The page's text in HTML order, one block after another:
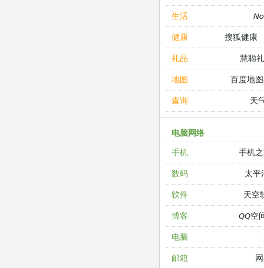
生活
健康 搜狐健康
礼品 慧聪
地图 百度地
查询 天
电脑网络
手机
手机
数码 太平
软件 天空
博客 QQ空
电脑
邮箱